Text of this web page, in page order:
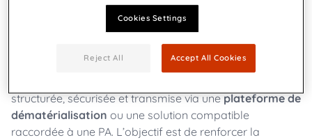
réformene consiste pas simplement à remplacer
structurée, sécurisée et transmise via uneplateforme de
dématérialisation ou une solution compatible
raccordée à une PA. L’objectif est de renforcer la
Cookies Settings
Reject All Accept All Cookies